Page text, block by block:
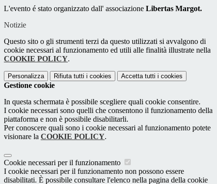
L'evento é stato organizzato dall' associazione Libertas Margot.
Notizie
Questo sito o gli strumenti terzi da questo utilizzati si avvalgono di
cookie necessari al funzionamento ed utili alle finalità illustrate nella
COOKIE POLICY.
Personalizza Rifiuta tutti i cookies Accetta tutti i cookies
Gestione cookie
In questa schermata è possibile scegliere quali cookie consentire.
I cookie necessari sono quelli che consentono il funzionamento della
piattaforma e non è possibile disabilitarli.
Per conoscere quali sono i cookie necessari al funzionamento potete
visionare la COOKIE POLICY.
Cookie necessari per il funzionamento
I cookie necessari per il funzionamento non possono essere
disabilitati. È possibile consultare l'elenco nella pagina della cookie